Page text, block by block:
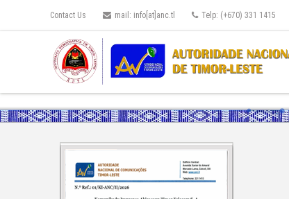
Contact Us mail: info[at]anc.tl Telp: (+670) 331 1415